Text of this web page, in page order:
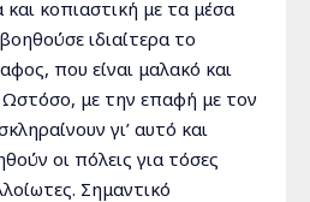
κοπιαστική με τα μέσα
ιδιαίτερα το
που είναι μαλακό και
με την επαφή με τον
γι’ αυτό και
οι πόλεις για τόσες
Σημαντικό